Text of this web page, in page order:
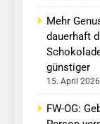
Mehr
dauerhaft
günstiger
15. April 2026
FW-OG: